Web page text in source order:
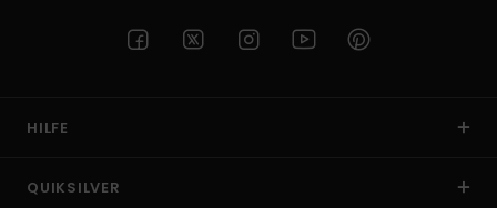
HILFE
QUIKSILVER